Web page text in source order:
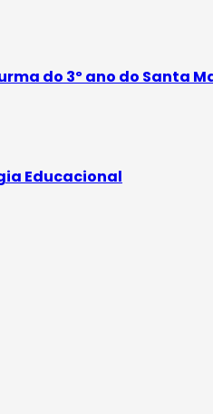
Educacional
do 3º ano do Santa